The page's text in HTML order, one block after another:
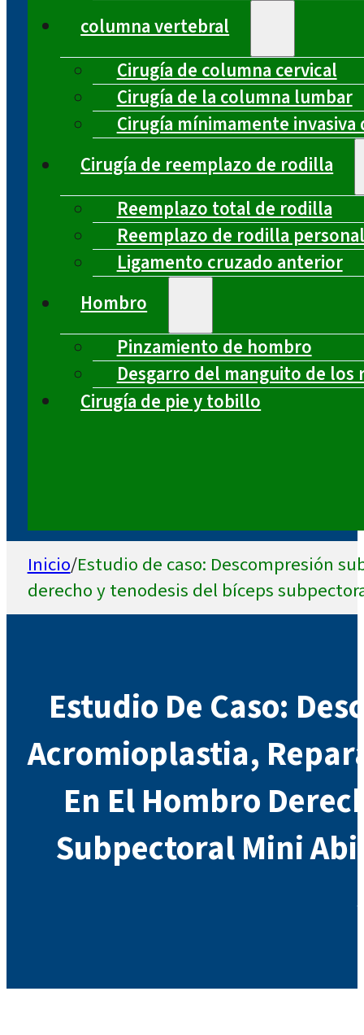
columna vertebral
Cirugía de columna cervical
Cirugía de la columna lumbar
Cirugía mínimamente
Cirugía de reemplazo de rodilla
Reemplazo total de rodilla
Reemplazo de rodilla
Ligamento cruzado anterior
Hombro
Pinzamiento de hombro
Desgarro del manguito de los
Cirugía de pie y tobillo
Inicio/Estudio de caso: Descompresión
derecho y tenodesis del bíceps
Estudio De Caso:
Acromioplastia,
En El Hombro
Subpectoral Mini